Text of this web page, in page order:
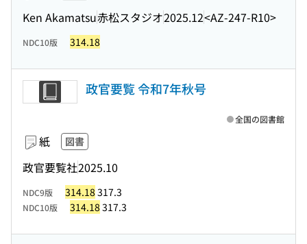
Ken Akamatsu赤松スタジオ2025.12<AZ-247-R10>
NDC10版 314.18
政官要覧 令和7年秋号
紙 図書
政官要覧社2025.10
全国の図書館
NDC9版 314.18 317.3
NDC10版 314.18 317.3